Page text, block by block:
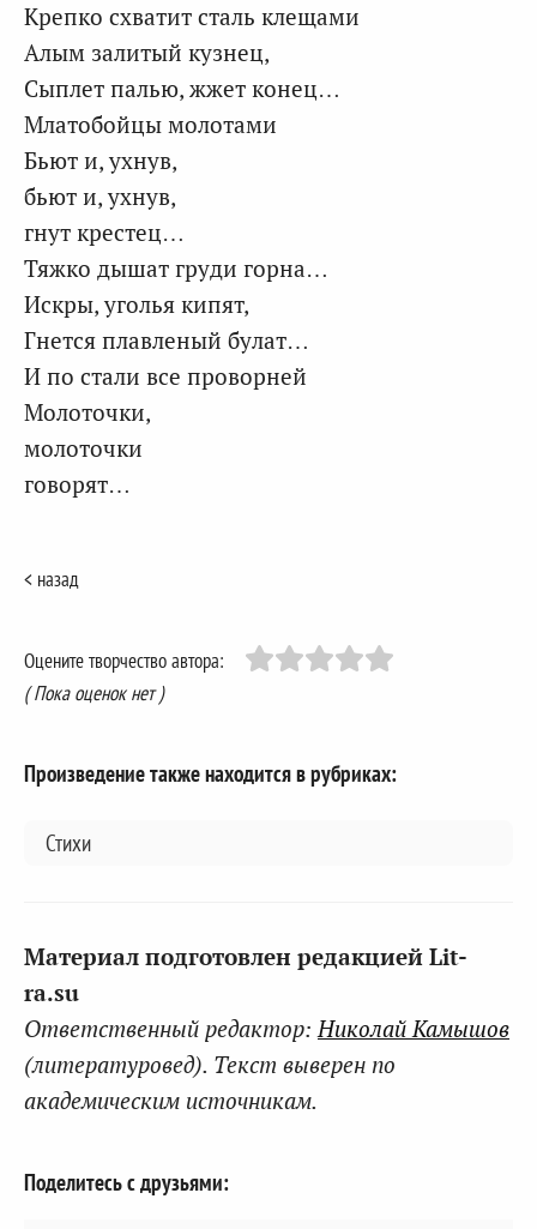
Крепко схватит сталь клещами
Алым залитый кузнец,
Сыплет палью, жжет конец…
Млатобойцы молотами
Бьют и, ухнув,
бьют и, ухнув,
гнут крестец…
Тяжко дышат груди горна…
Искры, уголья кипят,
Гнется плавленый булат…
И по стали все проворней
Молоточки,
молоточки
говорят…
< назад
Оцените творчество автора:
( Пока оценок нет )
Произведение также находится в рубриках:
Стихи
Материал подготовлен редакцией Lit-
ra.su
Ответственный редактор:Николай Камышов
(литературовед). Текст выверен по
академическим источникам.
Поделитесь с друзьями: